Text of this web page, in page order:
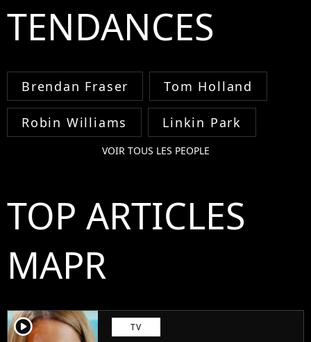
TENDANCES
Brendan Fraser Tom Holland
Robin Williams Linkin Park
VOIR TOUS LES PEOPLE
TOP ARTICLES
MAPR
player2 TV